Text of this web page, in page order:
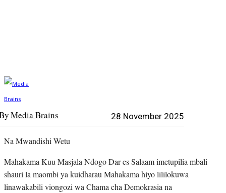
Media Brains 28 November 2025
Na Mwandishi Wetu
Mahakama Kuu Masjala Ndogo Dar es Salaam imetupilia mbali
shauri la maombi ya kuidharau Mahakama hiyo lililokuwa
linawakabili viongozi wa Chama cha Demokrasia na